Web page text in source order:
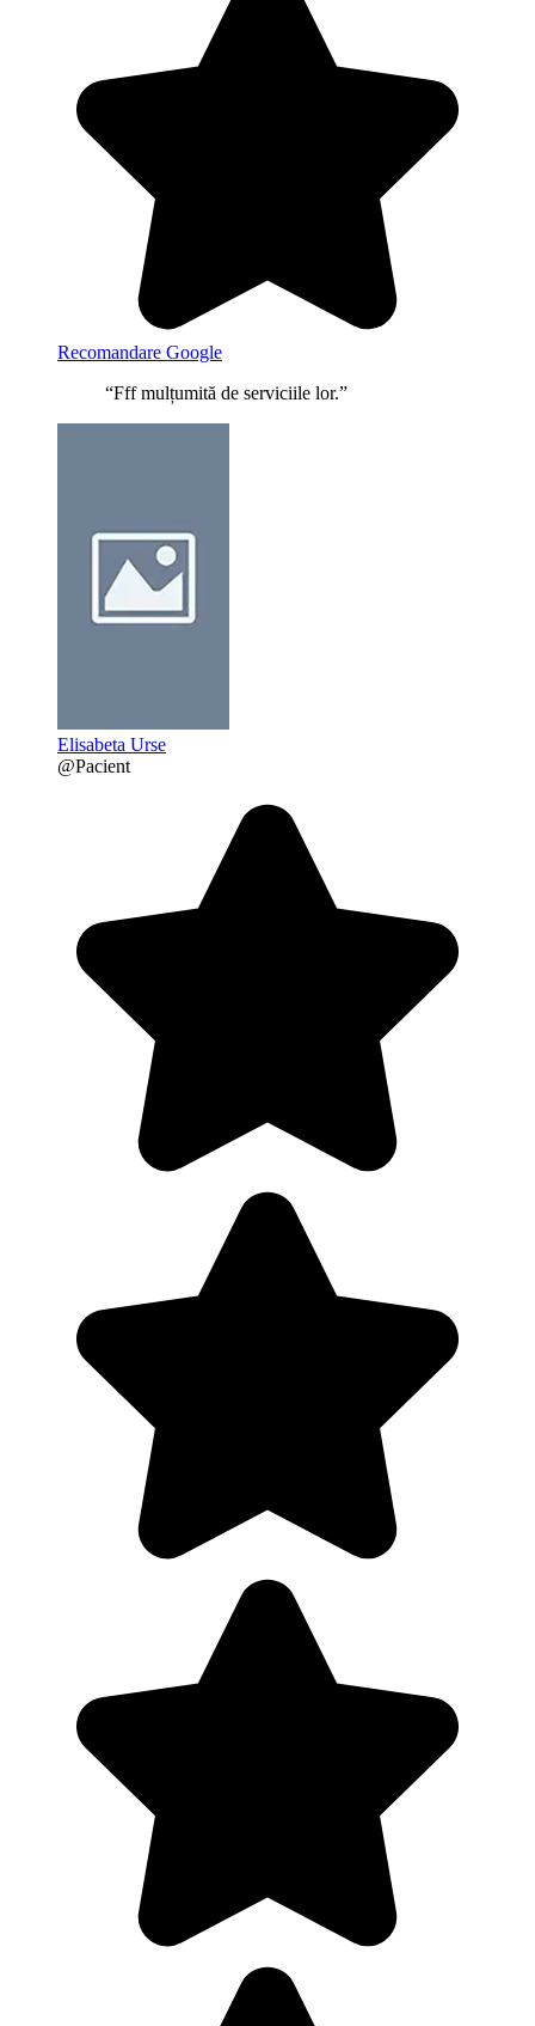
Recomandare Google
“Fff mulțumită de serviciile lor.”
Elisabeta Urse
@Pacient